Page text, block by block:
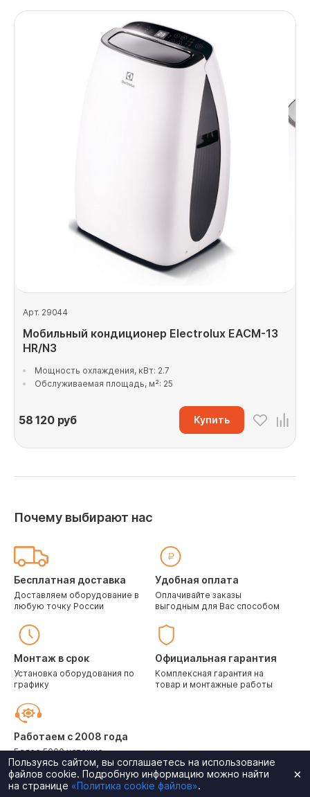
Арт. 29044
Мобильный кондиционер Electrolux EACM-13
HR/N3
Мощность охлаждения, кВт: 2.7
Обслуживаемая площадь, м²: 25
58 120руб Купить
Почему выбирают нас
Бесплатная доставка
Доставляем оборудование в
любую точку России
Удобная оплата
Оплачивайте заказы
выгодным для Вас способом
Монтаж в срок
Установка оборудования по
графику
Официальная гарантия
Комплексная гарантия на
товар и монтажные работы
Работаем с 2008 года
Более 5000 успешно
выполненных проектов
×
Пользуясь сайтом, вы соглашаетесь на использование
файлов cookie. Подробную информацию можно найти
на странице «Политика cookie файлов».